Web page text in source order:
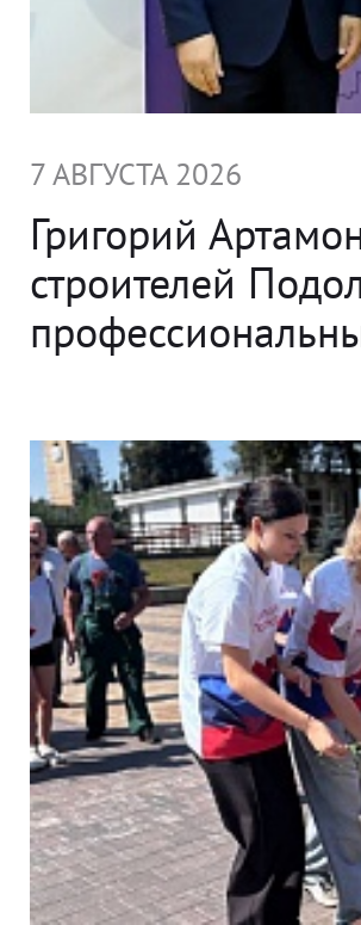
7 АВГУСТА 2026
Григорий
строителей